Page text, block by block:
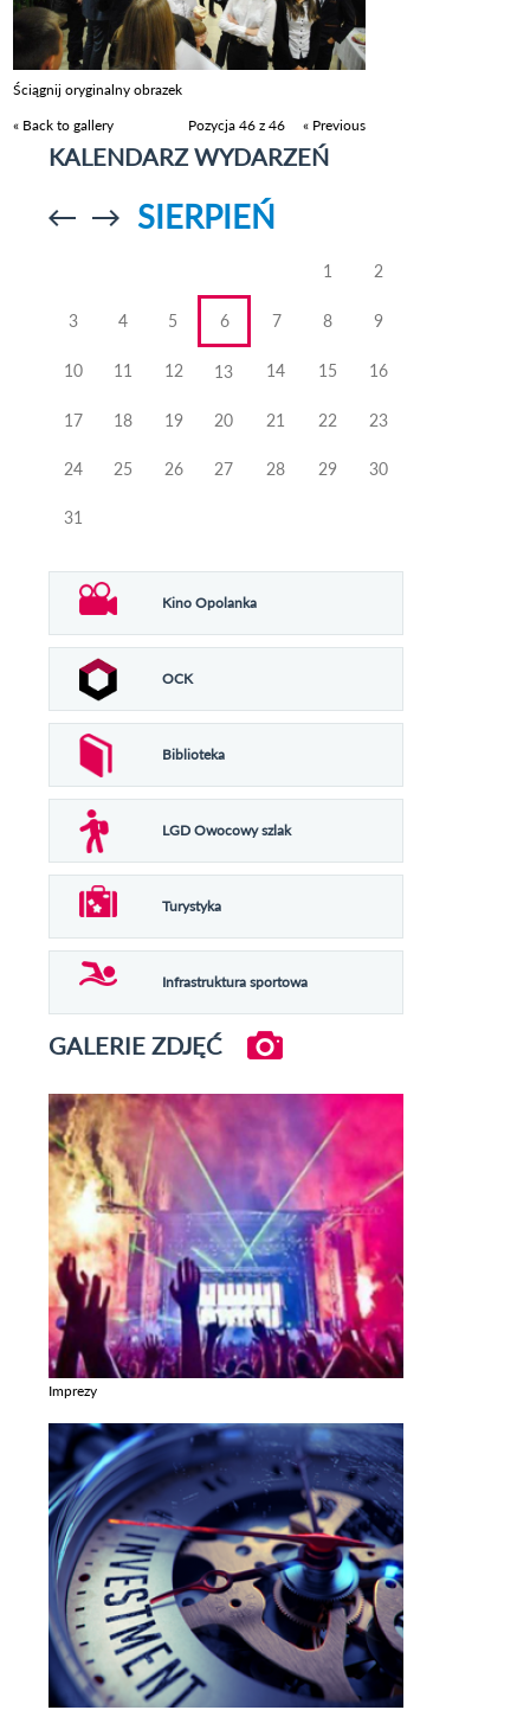
Ściągnij oryginalny obrazek
« Back to gallery
Pozycja 46 z 46 « Previous
KALENDARZ WYDARZEŃ
Przejdź doPrzejdź do
SIERPIEŃ
1 2
3 4 5 6 7 8 9
10 11 12 13 14 15 16
17 18 19 20 21 22 23
24 25 26 27 28 29 30
31
Kino Opolanka
OCK
Biblioteka
LGD Owocowy szlak
Turystyka
Infrastruktura sportowa
GALERIE ZDJĘĆ
Imprezy